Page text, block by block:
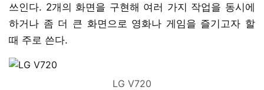
쓰인다. 2개의 화면을 구현해 여러 가지 작업을 동시에
하거나 좀 더 큰 화면으로 영화나 게임을 즐기고자 할
때 주로 쓴다.
LG V720